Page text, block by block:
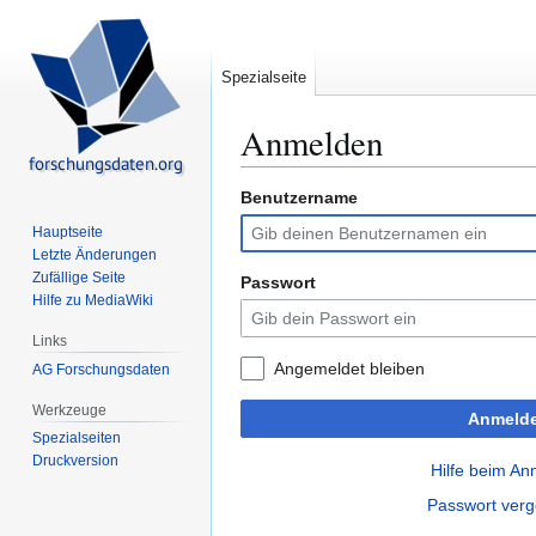
Anmelden
Zur
Navigation
springen
Zur
Suche
springen
Benutzername
Passwort
Angemeldet bleiben
Hilfe beim
Passwort
Spezialseite
Hauptseite
Letzte Änderungen
Zufällige Seite
Hilfe zu MediaWiki
Links
AG Forschungsdaten
Werkzeuge
Spezialseiten
Druckversion